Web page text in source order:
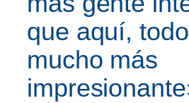
que aquí,
mucho más